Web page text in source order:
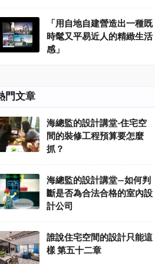
「用自地自建營造出一種既
時髦又平易近人的精緻生活
感」
門文章
海總監的設計講堂-住宅空
間的裝修工程預算要怎麼
抓？
海總監的設計講堂—如何判
斷是否為合法合格的室內設
計公司
誰說住宅空間的設計只能這
樣 第五十二章